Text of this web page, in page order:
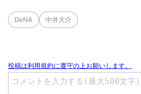
DeNA 中井大介